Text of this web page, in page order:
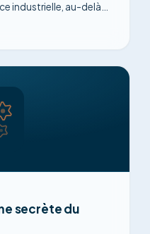
industrielle, au-delà
secrète du